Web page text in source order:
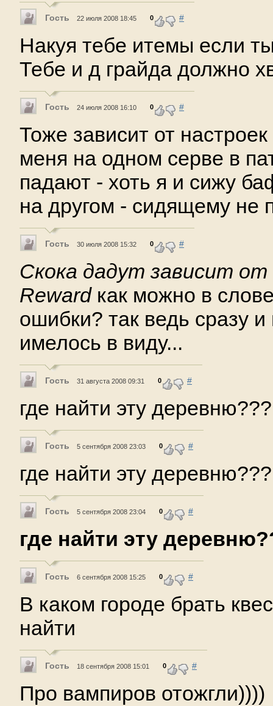
Гость 22 июля 2008 18:45 0 #
Накуя тебе итемы если
Тебе и д грайда должно
Гость 24 июля 2008 16:10 0 #
Тоже зависит от
меня на одном серве в
падают - хоть я и сижу
на другом - сидящему не
Гость 30 июля 2008 15:32 0 #
Скока дадут зависит от
Rewardкак можно в
ошибки? так ведь сразу
имелось в виду...
Гость 31 августа 2008 09:31 0 #
где найти эту деревню???
Гость 5 сентября 2008 23:03 0 #
где найти эту
Гость 5 сентября 2008 23:04 0 #
где найти эту
Гость 6 сентября 2008 15:25 0 #
В каком городе брать
найти
Гость 18 сентября 2008 15:01 0 #
Про вампиров отожгли))))